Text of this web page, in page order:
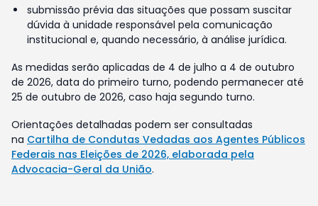
submissão prévia das situações que possam suscitar
dúvida à unidade responsável pela comunicação
institucional e, quando necessário, à análise jurídica.
As medidas serão aplicadas de 4 de julho a 4 de outubro
de 2026, data do primeiro turno, podendo permanecer até
25 de outubro de 2026, caso haja segundo turno.
Orientações detalhadas podem ser consultadas
na Cartilha de Condutas Vedadas aos Agentes Públicos
Federais nas Eleições de 2026, elaborada pela
Advocacia-Geral da União.